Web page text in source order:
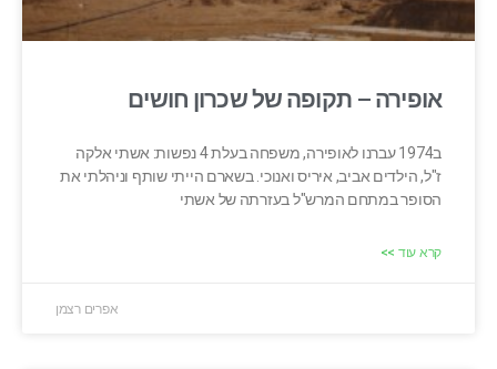
אופירה – תקופה של שכרון חושים
ב1974 עברנו לאופירה, משפחה בעלת 4 נפשות: אשתי אלקה
ז"ל, הילדים אביב, איריס ואנוכי. בשארם הייתי שותף וניהלתי את
הסופר במתחם המרש"ל בעזרתה של אשתי
קרא עוד >>
אפרים רצמן